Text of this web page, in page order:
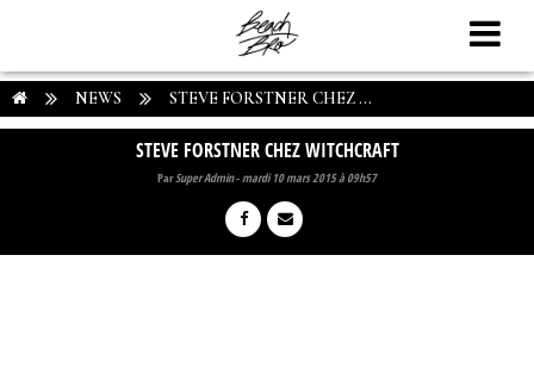
NEWS STEVE FORSTNER CHEZ ...
STEVE FORSTNER CHEZ WITCHCRAFT
ParSuper Admin-mardi 10 mars 2015 à 09h57